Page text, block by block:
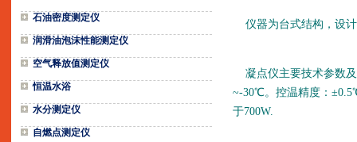
石油密度测定仪
润滑油泡沫性能测定仪
空气释放值测定仪
恒温水浴
水分测定仪
自燃点测定仪
仪器为台式结构，设计
凝点仪主要技术参数及
~-30℃。控温精度：
于700W.